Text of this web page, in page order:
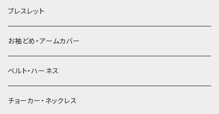
ブレスレット
お袖どめ・アームカバー
ベルト・ハーネス
チョーカー・ネックレス